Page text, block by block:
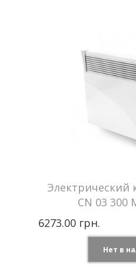
Напряжение сети
Гарантия
Электрический
CN 03 300
6273.00 грн.
Нет в